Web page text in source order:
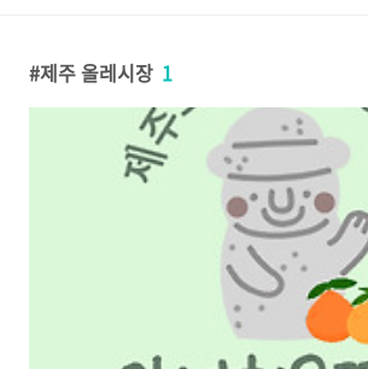
제주 올레시장 1